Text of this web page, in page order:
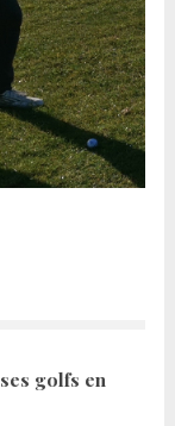
golfs en